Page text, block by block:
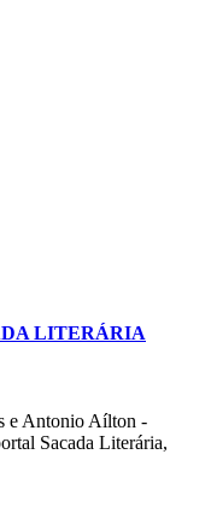
LITERÁRIA
e Antonio Aílton -
Sacada Literária,